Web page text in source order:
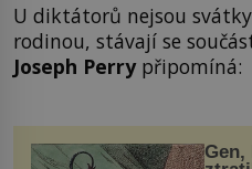
U diktátorů nejsou
rodinou, stávají se
Joseph Perrypřipomíná: